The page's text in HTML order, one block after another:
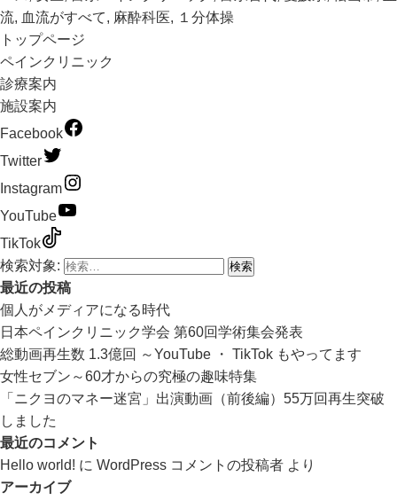
流, 血流がすべて, 麻酔科医, １分体操
トップページ
ペインクリニック
診療案内
施設案内
Facebook
Twitter
Instagram
YouTube
TikTok
検索対象:
最近の投稿
個人がメディアになる時代
日本ペインクリニック学会 第60回学術集会発表
総動画再生数 1.3億回 ～YouTube ・ TikTok もやってます
女性セブン～60才からの究極の趣味特集
「ニクヨのマネー迷宮」出演動画（前後編）55万回再生突破
しました
最近のコメント
Hello world! に WordPress コメントの投稿者 より
アーカイブ